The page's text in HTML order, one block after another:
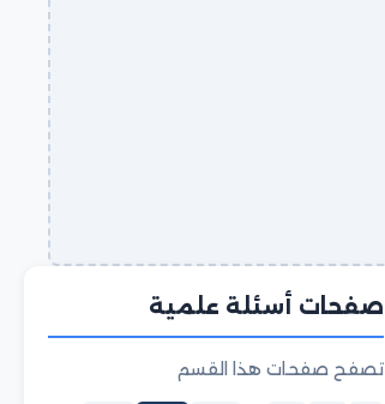
صفحات أسئلة علمية
تصفح صفحات هذا القسم